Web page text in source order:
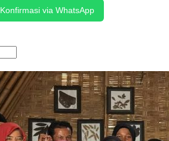
Konfirmasi via WhatsApp